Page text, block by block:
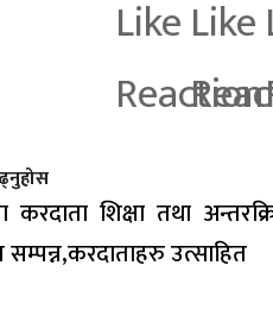
शिक्षा तथा
सम्पन्न,करदाताहरु उत्साहित